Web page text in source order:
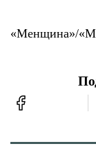
«Менщина»/